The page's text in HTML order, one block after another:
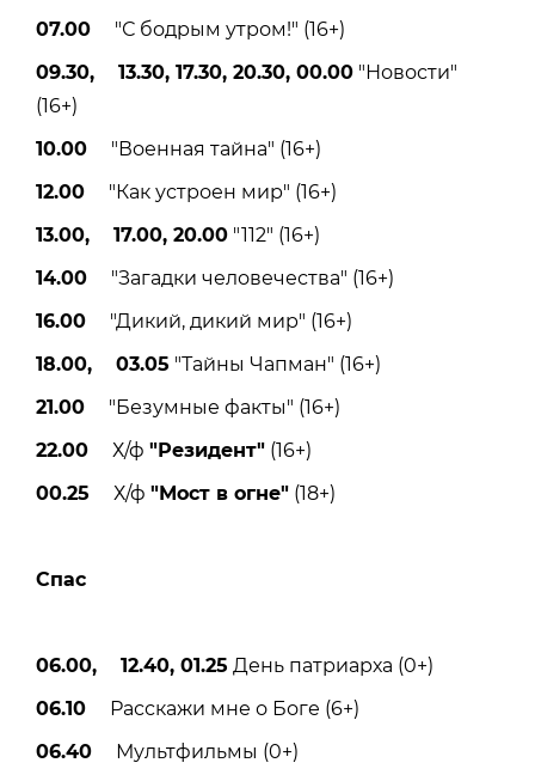
07.00 "С бодрым утром!" (16+)
09.30, 13.30, 17.30, 20.30, 00.00 "Новости"
(16+)
10.00 "Военная тайна" (16+)
12.00 "Как устроен мир" (16+)
13.00, 17.00, 20.00 "112" (16+)
14.00 "Загадки человечества" (16+)
16.00 "Дикий, дикий мир" (16+)
18.00, 03.05 "Тайны Чапман" (16+)
21.00 "Безумные факты" (16+)
22.00 Х/ф "Резидент" (16+)
00.25 Х/ф "Мост в огне" (18+)
Спас
06.00, 12.40, 01.25 День патриарха (0+)
06.10 Расскажи мне о Боге (6+)
06.40 Мультфильмы (0+)